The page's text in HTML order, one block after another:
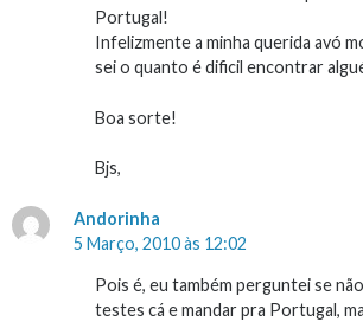
Portugal!
Infelizmente a minha querida avó
sei o quanto é dificil encontrar
Boa sorte!
Bjs,
Andorinha
5 Março, 2010 às 12:02
Pois é, eu também perguntei se
testes cá e mandar pra Portugal,